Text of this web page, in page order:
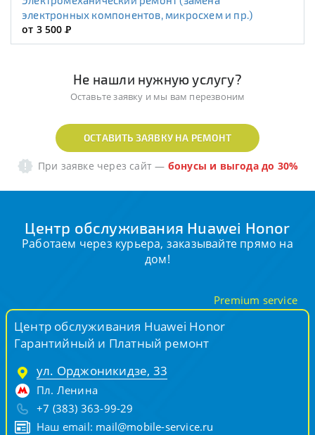
электронных компонентов, микросхем и пр.)
от 3 500Р
Не нашли нужную услугу?
Оставьте заявку и мы вам перезвоним
ОСТАВИТЬ ЗАЯВКУ НА РЕМОНТ
При заявке через сайт — бонусы и выгода до 30%
Центр обслуживания Huawei Honor
Работаем через курьера, заказывайте прямо на
дом!
Центр обслуживания Huawei Honor
Гарантийный и Платный ремонт
ул. Орджоникидзе, 33
Пл. Ленина
+7 (383) 363-99-29
Наш email: mail@mobile-service.ru
Premium service